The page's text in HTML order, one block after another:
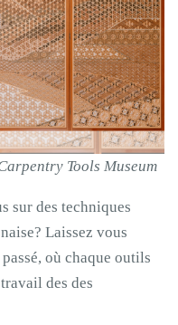
Tools Museum
sur des techniques
Laissez vous
où chaque outils
des des